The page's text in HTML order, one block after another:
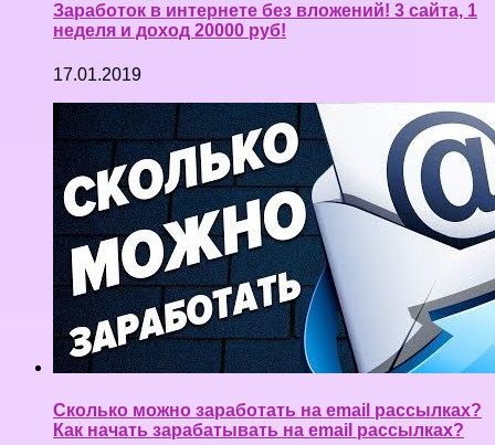
Заработок в интернете без вложений! 3 сайта, 1
неделя и доход 20000 руб!
17.01.2019
Сколько можно заработать на email рассылках?
Как начать зарабатывать на email рассылках?